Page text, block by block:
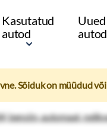
Kasutatud
autod
Uued
autod
Sõiduk on müüdud